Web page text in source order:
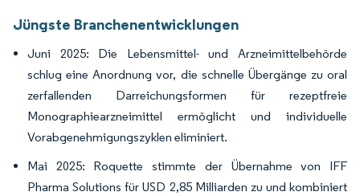
Jüngste Branchenentwicklungen
Juni 2025: Die Lebensmittel- und Arzneimittelbehörde
schlug eine Anordnung vor, die schnelle Übergänge zu oral
zerfallenden Darreichungsformen für rezeptfreie
Monographiearzneimittel ermöglicht und individuelle
Vorabgenehmigungszyklen eliminiert.
Mai 2025: Roquette stimmte der Übernahme von IFF
Pharma Solutions für USD 2,85 Milliarden zu und kombiniert